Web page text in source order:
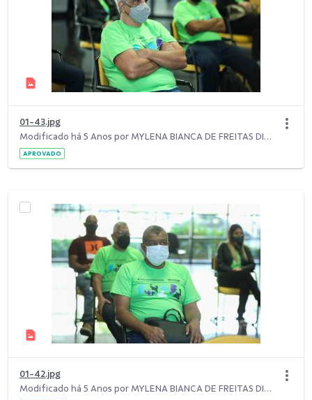
01-43.jpg
Modificado há 5 Anos por MYLENA BIANCA DE FREITAS DIAS.
APROVADO
01-42.jpg
Modificado há 5 Anos por MYLENA BIANCA DE FREITAS DIAS.